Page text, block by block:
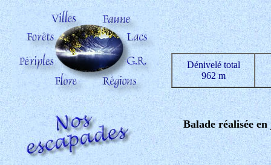
Dénivelé total
962 m
Balade réalisée